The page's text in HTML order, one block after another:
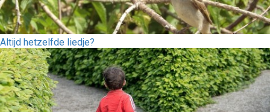
Altijd hetzelfde liedje?